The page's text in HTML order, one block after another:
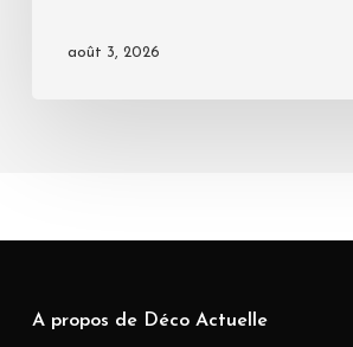
août 3, 2026
A propos de Déco Actuelle